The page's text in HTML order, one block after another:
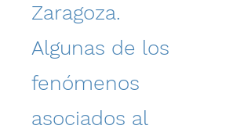
Zaragoza.
Algunas de los
fenómenos
asociados al